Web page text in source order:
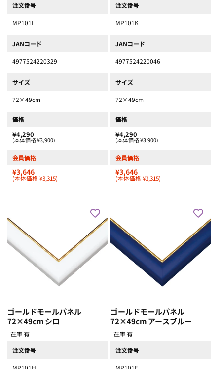
注文番号
MP101L
JANコード
4977524220329
サイズ
72×49cm
価格
¥4,290
(本体価格 ¥3,900)
会員価格
¥3,646
(本体価格 ¥3,315)
注文番号
MP101K
JANコード
4977524220046
サイズ
72×49cm
価格
¥4,290
(本体価格 ¥3,900)
会員価格
¥3,646
(本体価格 ¥3,315)
ゴールドモールパネル
72×49cm シロ
在庫 有
注文番号
MP101H
ゴールドモールパネル
72×49cm アースブルー
在庫 有
注文番号
MP101E